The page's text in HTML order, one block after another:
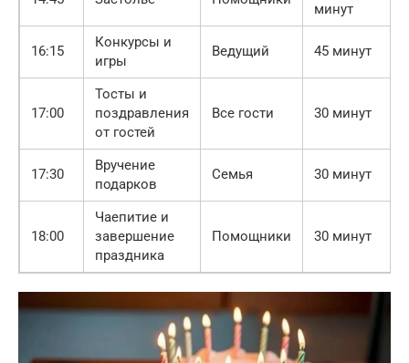
минут
16:15
Конкурсы и
игры
Ведущий 45 минут
17:00
Тосты и
поздравления
от гостей
Все гости 30 минут
17:30
Вручение
подарков
Семья 30 минут
18:00
Чаепитие и
завершение
праздника
Помощники 30 минут